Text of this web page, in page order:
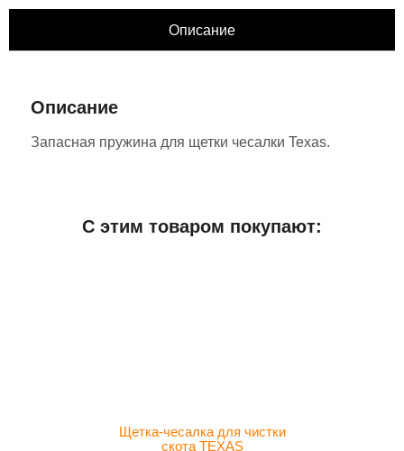
Описание
Описание
Запасная пружина для щетки чесалки Texas.
С этим товаром покупают:
Щетка-чесалка для чистки
скота TEXAS